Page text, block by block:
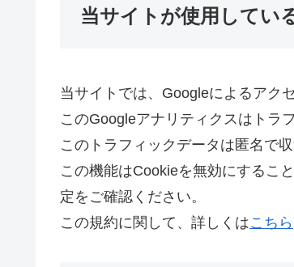
当サイトが使用してい
当サイトでは、Googleによるアク
このGoogleアナリティクスはトラ
このトラフィックデータは匿名で
この機能はCookieを無効にするこ
定をご確認ください。
この規約に関して、詳しくはこちら